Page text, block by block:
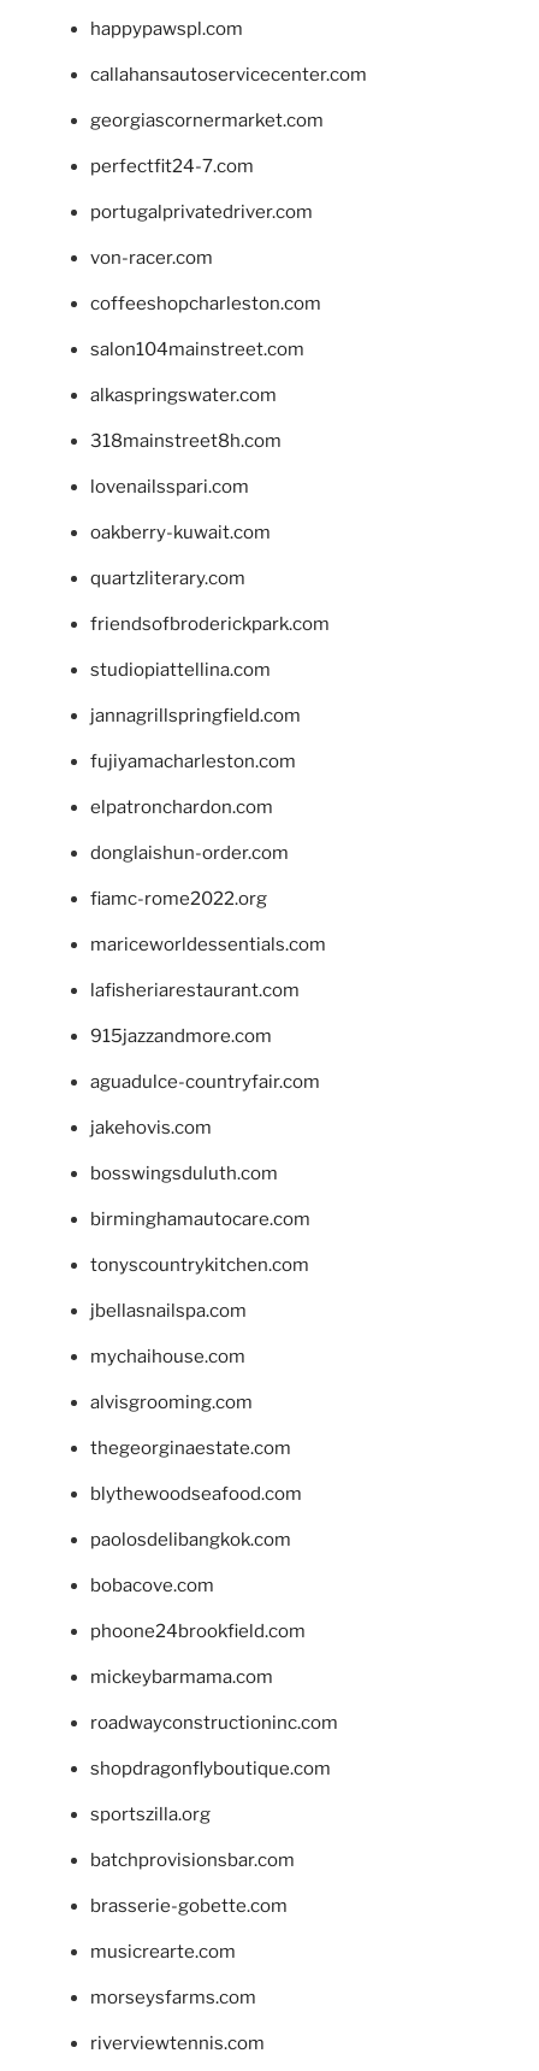
happypawspl.com
callahansautoservicecenter.com
georgiascornermarket.com
perfectfit24-7.com
portugalprivatedriver.com
von-racer.com
coffeeshopcharleston.com
salon104mainstreet.com
alkaspringswater.com
318mainstreet8h.com
lovenailsspari.com
oakberry-kuwait.com
quartzliterary.com
friendsofbroderickpark.com
studiopiattellina.com
jannagrillspringfield.com
fujiyamacharleston.com
elpatronchardon.com
donglaishun-order.com
fiamc-rome2022.org
mariceworldessentials.com
lafisheriarestaurant.com
915jazzandmore.com
aguadulce-countryfair.com
jakehovis.com
bosswingsduluth.com
birminghamautocare.com
tonyscountrykitchen.com
jbellasnailspa.com
mychaihouse.com
alvisgrooming.com
thegeorginaestate.com
blythewoodseafood.com
paolosdelibangkok.com
bobacove.com
phoone24brookfield.com
mickeybarmama.com
roadwayconstructioninc.com
shopdragonflyboutique.com
sportszilla.org
batchprovisionsbar.com
brasserie-gobette.com
musicrearte.com
morseysfarms.com
riverviewtennis.com